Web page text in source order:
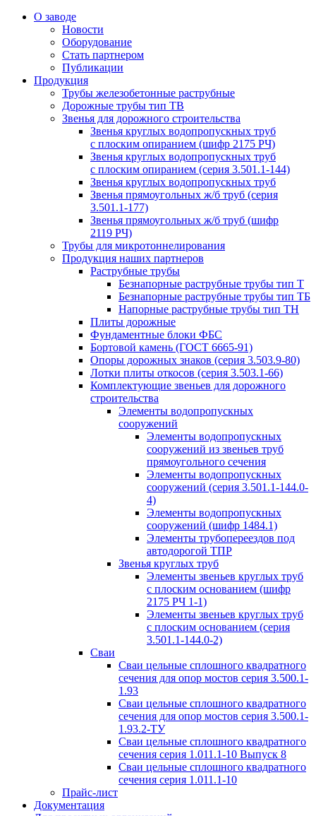
О заводе
Новости
Оборудование
Стать партнером
Публикации
Продукция
Трубы железобетонные раструбные
Дорожные трубы тип ТВ
Звенья для дорожного строительства
Звенья круглых водопропускных труб
с плоским опиранием (шифр 2175 РЧ)
Звенья круглых водопропускных труб
с плоским опиранием (серия 3.501.1-144)
Звенья круглых водопропускных труб
Звенья прямоугольных ж/б труб (cерия
3.501.1-177)
Звенья прямоугольных ж/б труб (шифр
2119 РЧ)
Трубы для микротоннелирования
Продукция наших партнеров
Раструбные трубы
Безнапорные раструбные трубы тип Т
Безнапорные раструбные трубы тип ТБ
Напорные раструбные трубы тип ТН
Плиты дорожные
Фундаментные блоки ФБС
Бортовой камень (ГОСТ 6665-91)
Опоры дорожных знаков (серия 3.503.9-80)
Лотки плиты откосов (серия 3.503.1-66)
Комплектующие звеньев для дорожного
строительства
Элементы водопропускных
сооружений
Элементы водопропускных
сооружений из звеньев труб
прямоугольного сечения
Элементы водопропускных
сооружений (серия 3.501.1-144.0-
4)
Элементы водопропускных
сооружений (шифр 1484.1)
Элементы трубопереездов под
автодорогой ТПР
Звенья круглых труб
Элементы звеньев круглых труб
с плоским основанием (шифр
2175 РЧ 1-1)
Элементы звеньев круглых труб
с плоским основанием (серия
3.501.1-144.0-2)
Сваи
Сваи цельные сплошного квадратного
сечения для опор мостов серия 3.500.1-
1.93
Сваи цельные сплошного квадратного
сечения для опор мостов серия 3.500.1-
1.93.2-ТУ
Сваи цельные сплошного квадратного
сечения серия 1.011.1-10 Выпуск 8
Сваи цельные сплошного квадратного
сечения серия 1.011.1-10
Прайс-лист
Документация